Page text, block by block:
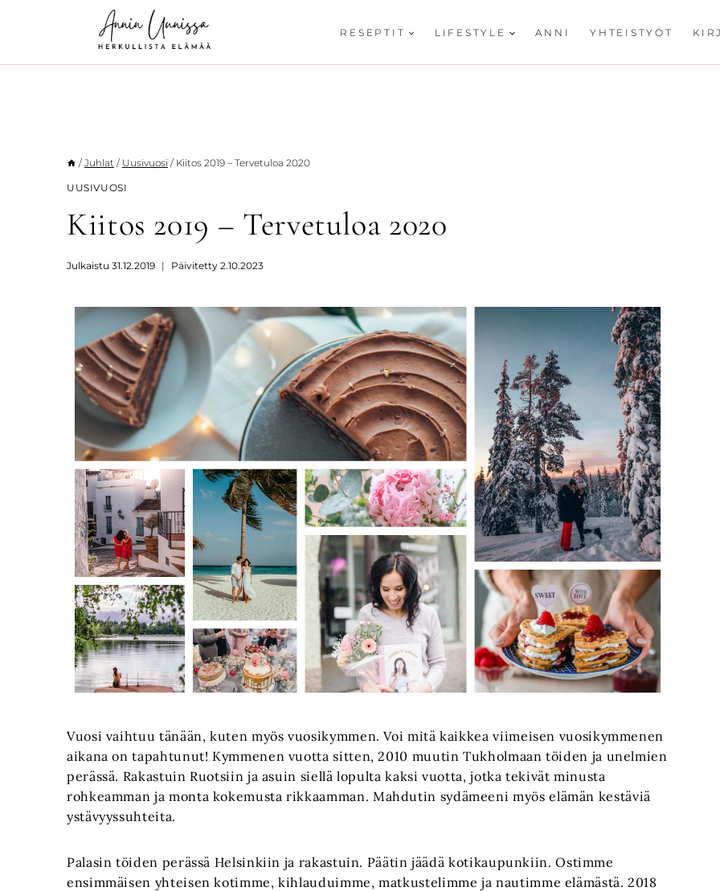
RESEPTIT LIFESTYLE ANNI YHTEISTYÖT
/ Juhlat / Uusivuosi / Kiitos 2019 – Tervetuloa 2020
UUSIVUOSI
Kiitos 2019 – Tervetuloa 2020
Julkaistu 31.12.2019 Päivitetty 2.10.2023
Vuosi vaihtuu tänään, kuten myös vuosikymmen. Voi mitä kaikkea viimeisen vuosikymmenen
aikana on tapahtunut! Kymmenen vuotta sitten, 2010 muutin Tukholmaan töiden ja unelmien
perässä. Rakastuin Ruotsiin ja asuin siellä lopulta kaksi vuotta, jotka tekivät minusta
rohkeamman ja monta kokemusta rikkaamman. Mahdutin sydämeeni myös elämän kestäviä
ystävyyssuhteita.
Palasin töiden perässä Helsinkiin ja rakastuin. Päätin jäädä kotikaupunkiin. Ostimme
ensimmäisen yhteisen kotimme, kihlauduimme, matkustelimme ja nautimme elämästä. 2018